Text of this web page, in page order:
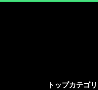
トップカテゴ